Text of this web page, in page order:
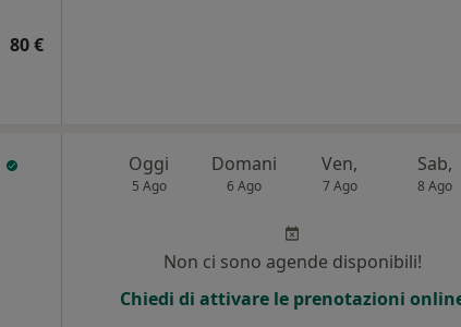
80 €
Oggi
5 Ago
Domani
6 Ago
Ven,
7 Ago
Sab,
8 Ago
Non ci sono agende disponibili!
Chiedi di attivare le prenotazioni